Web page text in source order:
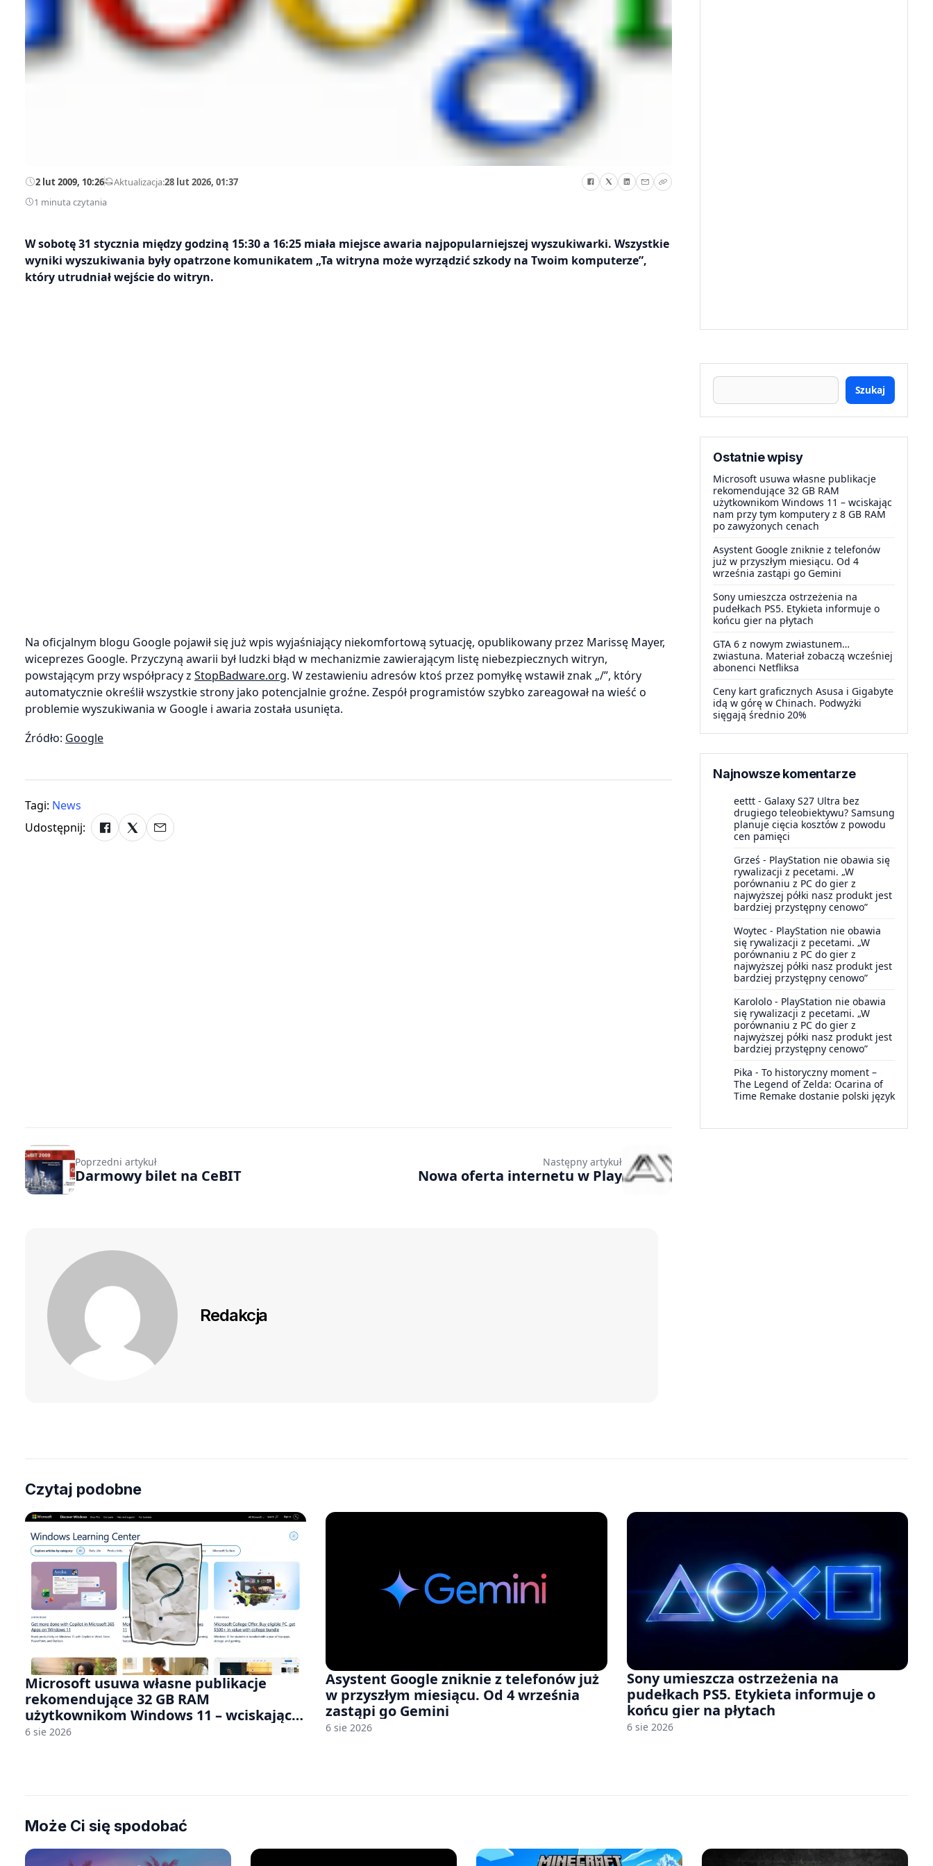
2 lut 2009, 10:26—Aktualizacja:28 lut 2026, 01:37
1 minuta czytania
W sobotę 31 stycznia między godziną 15:30 a 16:25 miała miejsce awaria najpopularniejszej wyszukiwarki. Wszystkie
wyniki wyszukiwania były opatrzone komunikatem „Ta witryna może wyrządzić szkody na Twoim komputerze”,
który utrudniał wejście do witryn.
Na oficjalnym blogu Google pojawił się już wpis wyjaśniający niekomfortową sytuację, opublikowany przez Marissę Mayer,
wiceprezes Google. Przyczyną awarii był ludzki błąd w mechanizmie zawierającym listę niebezpiecznych witryn,
powstającym przy współpracy z StopBadware.org. W zestawieniu adresów ktoś przez pomyłkę wstawił znak „/”, który
automatycznie określił wszystkie strony jako potencjalnie groźne. Zespół programistów szybko zareagował na wieść o
problemie wyszukiwania w Google i awaria została usunięta.
Źródło: Google
Tagi: News
Udostępnij:
Szukaj
Ostatnie wpisy
Microsoft usuwa własne publikacje
rekomendujące 32 GB RAM
użytkownikom Windows 11 – wciskając
nam przy tym komputery z 8 GB RAM
po zawyżonych cenach
Asystent Google zniknie z telefonów
już w przyszłym miesiącu. Od 4
września zastąpi go Gemini
Sony umieszcza ostrzeżenia na
pudełkach PS5. Etykieta informuje o
końcu gier na płytach
GTA 6 z nowym zwiastunem…
zwiastuna. Materiał zobaczą wcześniej
abonenci Netfliksa
Ceny kart graficznych Asusa i Gigabyte
idą w górę w Chinach. Podwyżki
sięgają średnio 20%
Najnowsze komentarze
eettt - Galaxy S27 Ultra bez
drugiego teleobiektywu? Samsung
planuje cięcia kosztów z powodu
cen pamięci
Grześ - PlayStation nie obawia się
rywalizacji z pecetami. „W
porównaniu z PC do gier z
najwyższej półki nasz produkt jest
bardziej przystępny cenowo”
Woytec - PlayStation nie obawia
się rywalizacji z pecetami. „W
porównaniu z PC do gier z
najwyższej półki nasz produkt jest
bardziej przystępny cenowo”
Karololo - PlayStation nie obawia
się rywalizacji z pecetami. „W
porównaniu z PC do gier z
najwyższej półki nasz produkt jest
bardziej przystępny cenowo”
Pika - To historyczny moment –
The Legend of Zelda: Ocarina of
Time Remake dostanie polski język
Poprzedni artykuł
Darmowy bilet na CeBIT
Następny artykuł
Nowa oferta internetu w Play
Redakcja
Czytaj podobne
Microsoft usuwa własne publikacje
rekomendujące 32 GB RAM
użytkownikom Windows 11 – wciskając
nam przy tym komputery z 8 GB RAM po
6 sie 2026
Asystent Google zniknie z telefonów już
w przyszłym miesiącu. Od 4 września
zastąpi go Gemini
6 sie 2026
Sony umieszcza ostrzeżenia na
pudełkach PS5. Etykieta informuje o
końcu gier na płytach
6 sie 2026
Może Ci się spodobać